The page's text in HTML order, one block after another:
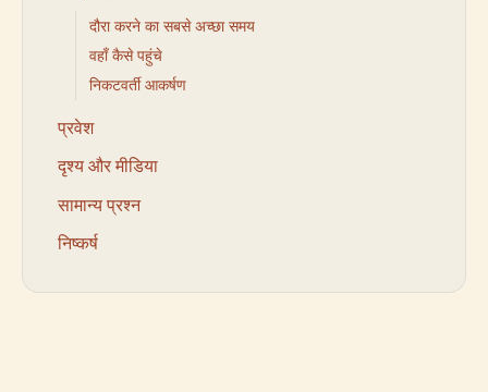
दौरा करने का सबसे अच्छा समय
वहाँ कैसे पहुंचे
निकटवर्ती आकर्षण
प्रवेश
दृश्य और मीडिया
सामान्य प्रश्न
निष्कर्ष